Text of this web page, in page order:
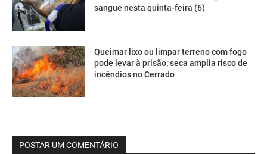
sangue nesta quinta-feira (6)
Queimar lixo ou limpar terreno com fogo
pode levar à prisão; seca amplia risco de
incêndios no Cerrado
POSTAR UM COMENTÁRIO